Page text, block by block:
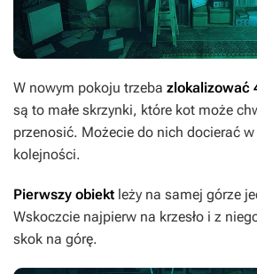
W nowym pokoju trzeba zlokalizować
są to małe skrzynki, które kot może
przenosić. Możecie do nich docierać
kolejności.
Pierwszy obiekt leży na samej górze
Wskoczcie najpierw na krzesło i z
skok na górę.